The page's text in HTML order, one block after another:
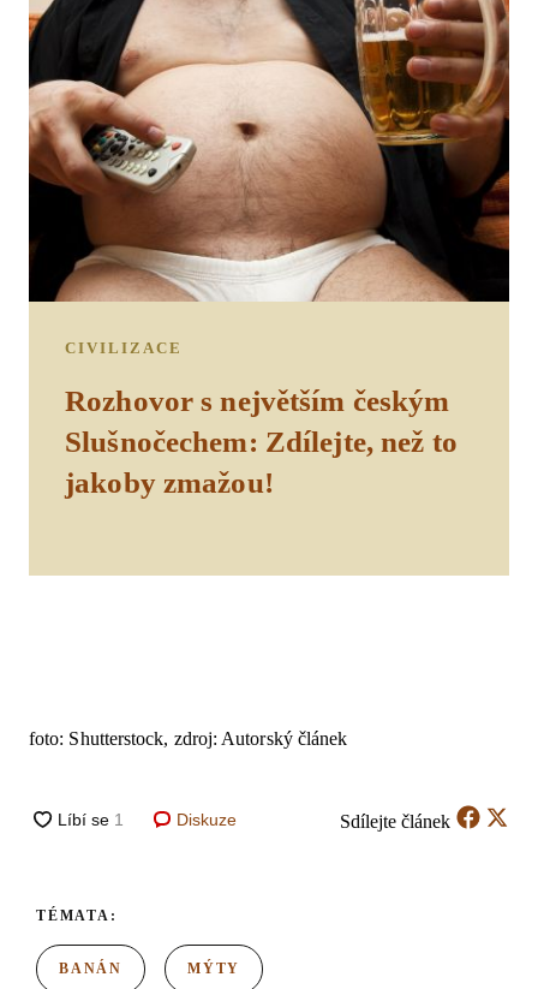
CIVILIZACE
Rozhovor s největším českým
Slušnočechem: Zdílejte, než to
jakoby zmažou!
foto: Shutterstock, zdroj: Autorský článek
Diskuze Sdílejte článek
TÉMATA:
BANÁN MÝTY